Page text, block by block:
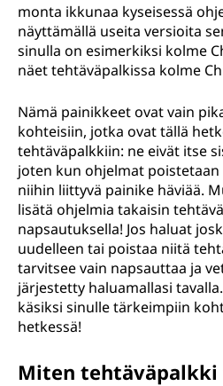
monta ikkunaa kyseisessä
näyttämällä useita versioita
sinulla on esimerkiksi kolme
näet tehtäväpalkissa kolme
Nämä painikkeet ovat vain
kohteisiin, jotka ovat tällä
tehtäväpalkkiin: ne eivät itse
joten kun ohjelmat
niihin liittyvä painike häviää.
lisätä ohjelmia takaisin
napsautuksella! Jos haluat
uudelleen tai poistaa niitä
tarvitsee vain napsauttaa ja
järjestetty haluamallasi
käsiksi sinulle tärkeimpiin
hetkessä!
Miten